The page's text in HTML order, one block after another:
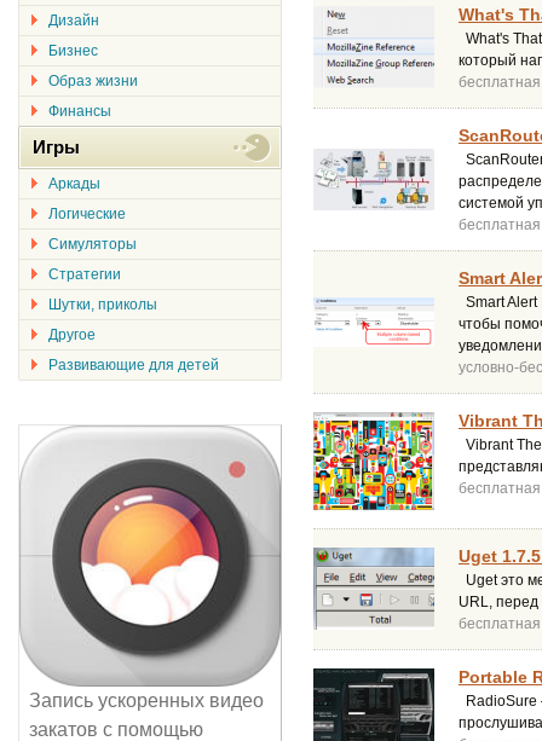
What's
What's
который
бесплатная
системой
бесплатная
Smart
Smart
чтобы
условно-
Vibrant
Vibrant
бесплатная
Uget
Uget это
URL, перед
бесплатная
Portable
Дизайн
Бизнес
Образ жизни
Финансы
Игры
Аркады
Логические
Симуляторы
Стратегии
Шутки, приколы
Другое
Развивающие для детей
Запись ускоренных видео
закатов с помощью